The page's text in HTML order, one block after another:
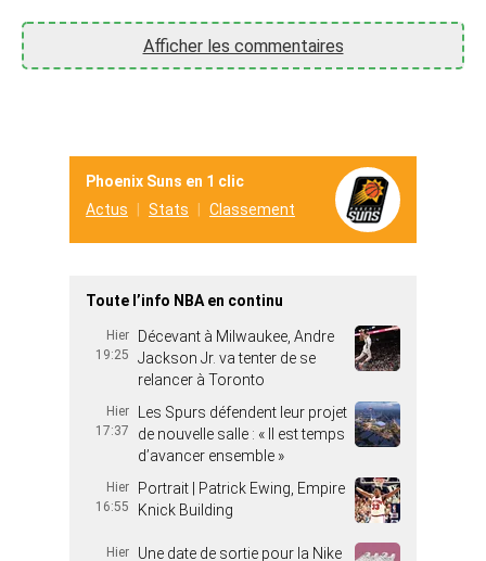
Afficher les commentaires
Phoenix Suns en 1 clic
Actus
Stats Classement
Toute l’info NBA en continu
Hier
19:25
Décevant à Milwaukee, Andre
Jackson Jr. va tenter de se
relancer à Toronto
Hier
17:37
Les Spurs défendent leur projet
de nouvelle salle : « Il est temps
d’avancer ensemble »
Hier
16:55
Portrait | Patrick Ewing, Empire
Knick Building
Hier
Une date de sortie pour la Nike